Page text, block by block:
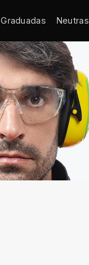
Graduadas Neutras